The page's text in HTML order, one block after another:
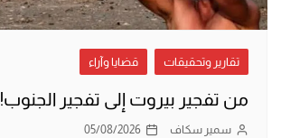
تقارير وتحقيقات قضايا وآراء
من تفجير بيروت إلى تفجير الجنوب!
سمير سكاف 05/08/2026